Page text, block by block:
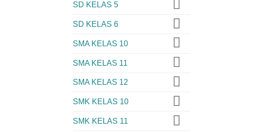
SD KELAS 5
SD KELAS 6
SMA KELAS 10
SMA KELAS 11
SMA KELAS 12
SMK KELAS 10
SMK KELAS 11